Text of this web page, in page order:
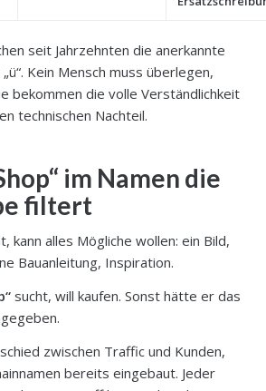
seit Jahrzehnten die anerkannte
Kein Mensch muss überlegen,
bekommen die volle Verständlichkeit
technischen Nachteil.
im Namen die
filtert
kann alles Mögliche wollen: ein Bild,
Bauanleitung, Inspiration.
sucht, will kaufen. Sonst hätte er das
zwischen Traffic und Kunden,
bereits eingebaut. Jeder